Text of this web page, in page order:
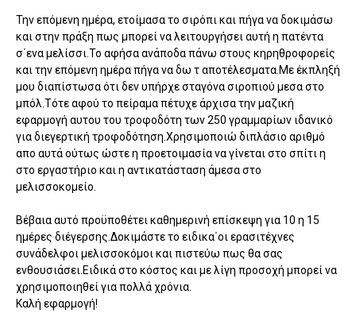
Την επόμενη ημέρα, ετοίμασα το σιρόπι και πήγα να δοκιμάσω
και στην πράξη πως μπορεί να λειτουργήσει αυτή η πατέντα
σ΄ενα μελίσσι.Το αφήσα ανάποδα πάνω στους κηρηθροφορείς
και την επόμενη ημέρα πήγα να δω τ αποτέλεσματα.Με έκπληξή
μου διαπίστωσα ότι δεν υπήρχε σταγόνα σιροπιού μεσα στο
μπόλ.Τότε αφού το πείραμα πέτυχε άρχισα την μαζική
εφαρμογή αυτου του τροφοδότη των 250 γραμμαρίων ιδανικό
για διεγερτική τροφοδότηση.Χρησιμοποιώ διπλάσιο αριθμό
απο αυτά ούτως ώστε η προετοιμασία να γίνεται στο σπίτι η
στο εργαστήριο και η αντικατάσταση άμεσα στο
μελισσοκομείο.
Βέβαια αυτό προϋποθέτει καθημερινή επίσκεψη για 10 η 15
ημέρες διέγερσης.Δοκιμάστε το ειδικα΄οι ερασιτέχνες
συνάδελφοι μελισσοκόμοι και πιστεύω πως θα σας
ενθουσιάσει.Ειδικά στο κόστος και με λίγη προσοχή μπορεί να
χρησιμοποιηθεί για πολλά χρόνια.
Καλή εφαρμογή!